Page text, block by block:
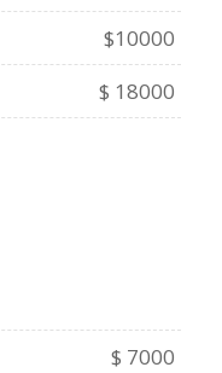
$10000
$ 18000
$ 7000